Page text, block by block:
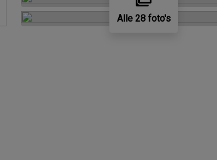
Alle 28 foto's